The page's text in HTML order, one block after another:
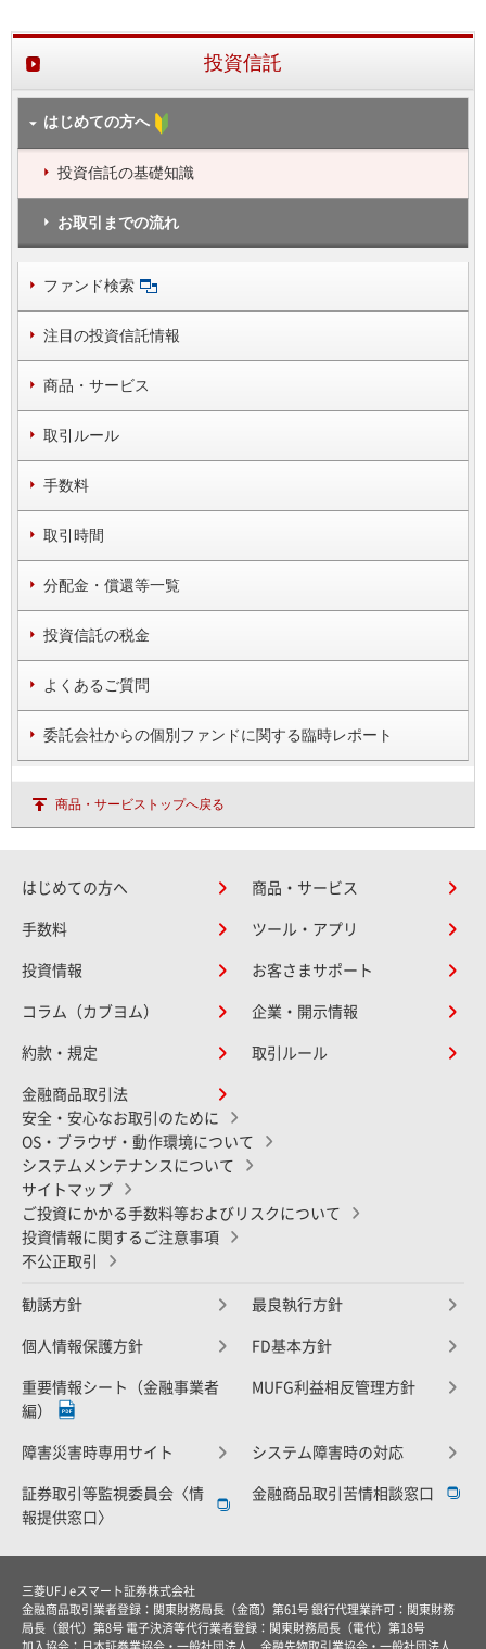
投資信託
はじめての方へ
投資信託の基礎知識
お取引までの流れ
ファンド検索
注目の投資信託情報
商品・サービス
取引ルール
手数料
取引時間
分配金・償還等一覧
投資信託の税金
よくあるご質問
委託会社からの個別ファンドに関する臨時レポート
商品・サービストップへ戻る
はじめての方へ 商品・サービス
手数料 ツール・アプリ
投資情報 お客さまサポート
コラム（カブヨム） 企業・開示情報
約款・規定 取引ルール
金融商品取引法
安全・安心なお取引のために
OS・ブラウザ・動作環境について
システムメンテナンスについて
サイトマップ
ご投資にかかる手数料等およびリスクについて
投資情報に関するご注意事項
不公正取引
勧誘方針 最良執行方針
個人情報保護方針 FD基本方針
重要情報シート（金融事業者
編）
MUFG利益相反管理方針
障害災害時専用サイト システム障害時の対応
証券取引等監視委員会〈情
報提供窓口〉
金融商品取引苦情相談窓口
三菱UFJ eスマート証券株式会社
金融商品取引業者登録：関東財務局長（金商）第61号 銀行代理業許可：関東財務
局長（銀代）第8号 電子決済等代行業者登録：関東財務局長（電代）第18号
加入協会：日本証券業協会・一般社団法人 金融先物取引業協会・一般社団法人